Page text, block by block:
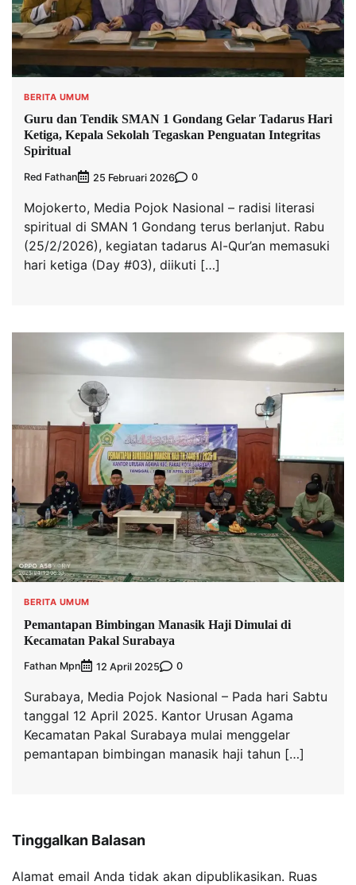
BERITA UMUM
Guru dan Tendik SMAN 1 Gondang Gelar Tadarus Hari
Ketiga, Kepala Sekolah Tegaskan Penguatan Integritas
Spiritual
Red Fathan 25 Februari 2026 0
Mojokerto, Media Pojok Nasional – radisi literasi
spiritual di SMAN 1 Gondang terus berlanjut. Rabu
(25/2/2026), kegiatan tadarus Al-Qur’an memasuki
hari ketiga (Day #03), diikuti […]
BERITA UMUM
Pemantapan Bimbingan Manasik Haji Dimulai di
Kecamatan Pakal Surabaya
Fathan Mpn 12 April 2025 0
Surabaya, Media Pojok Nasional – Pada hari Sabtu
tanggal 12 April 2025. Kantor Urusan Agama
Kecamatan Pakal Surabaya mulai menggelar
pemantapan bimbingan manasik haji tahun […]
Tinggalkan Balasan
Alamat email Anda tidak akan dipublikasikan. Ruas